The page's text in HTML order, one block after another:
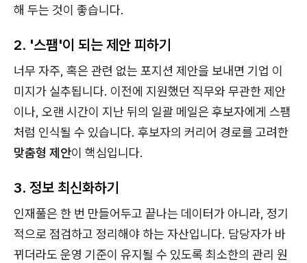
해 두는 것이 좋습니다.
2. '스팸'이 되는 제안 피하기
너무 자주, 혹은 관련 없는 포지션 제안을 보내면 기업 이
미지가 실추됩니다. 이전에 지원했던 직무와 무관한 제안
이나, 오랜 시간이 지난 뒤의 일괄 메일은 후보자에게 스팸
처럼 인식될 수 있습니다. 후보자의 커리어 경로를 고려한
맞춤형 제안이 핵심입니다.
3. 정보 최신화하기
인재풀은 한 번 만들어두고 끝나는 데이터가 아니라, 정기
적으로 점검하고 정리해야 하는 자산입니다. 담당자가 바
뀌더라도 운영 기준이 유지될 수 있도록 최소한의 관리 원